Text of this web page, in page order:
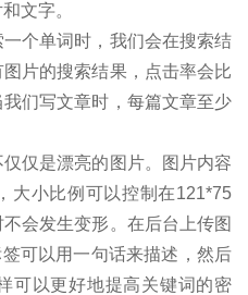
文字。
个单词时，我们会在搜索结
片的搜索结果，点击率会比
们写文章时，每篇文章至少
仅是漂亮的图片。图片内容
大小比例可以控制在121*75
会发生变形。在后台上传图
可以用一句话来描述，然后
可以更好地提高关键词的密